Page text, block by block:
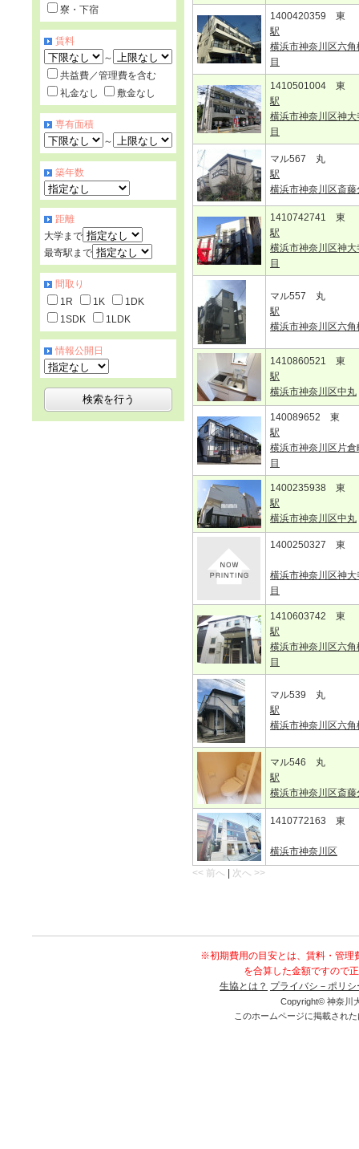
1400420359 東
駅
横浜市神奈川区六角
目
1410501004 東
駅
横浜市神奈川区神大
目
マル567 丸
駅
横浜市神奈川区斎藤
1410742741 東
駅
横浜市神奈川区神大
目
マル557 丸
駅
横浜市神奈川区六角
1410860521 東
駅
横浜市神奈川区中丸
140089652 東
駅
横浜市神奈川区片倉
目
1400235938 東
駅
横浜市神奈川区中丸
1400250327 東
横浜市神奈川区神大
目
1410603742 東
駅
横浜市神奈川区六角
目
マル539 丸
駅
横浜市神奈川区六角
マル546 丸
駅
横浜市神奈川区斎藤
1410772163 東
横浜市神奈川区
<< 前へ
次へ >>
寮・下宿
賃料
～
共益費／管理費を含む
礼金なし
敷金なし
専有面積
～
築年数
距離
大学まで
最寄駅まで
間取り
1R
1K
1DK
1SDK
1LDK
情報公開日
※初期費用の目安とは、賃料・管理
を合算した金額ですので
生協とは？ プライバシ－ポリシ
Copyright© 神奈川
このホームページに掲載され